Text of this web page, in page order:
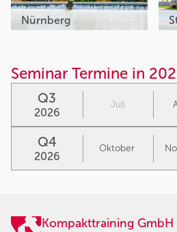
Nürnberg
Seminar Termine in
Q3
2026
Juli
Q4
2026
Oktober
Kompakttraining GmbH